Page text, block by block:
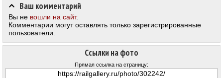
Ссылки на фото
Прямая ссылка на страницу:
Ваш комментарий
Вы не вошли на сайт.
Комментарии могут оставлять только зарегистрированные
пользователи.